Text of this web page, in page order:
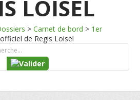
LOISEL
> Carnet de bord > 1er
de Regis Loisel